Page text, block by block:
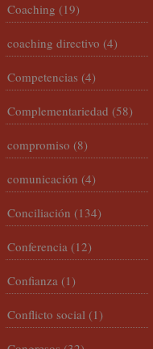
Coaching (19)
coaching directivo (4)
Competencias (4)
Complementariedad (58)
compromiso (8)
comunicación (4)
Conciliación (134)
Conferencia (12)
Confianza (1)
Conflicto social (1)